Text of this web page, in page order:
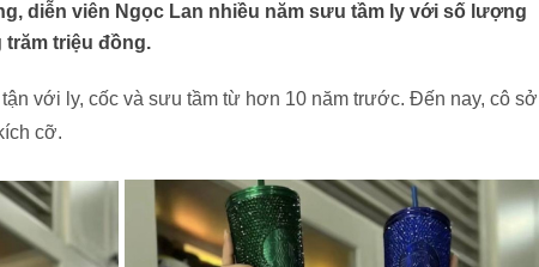
diễn viên Ngọc Lan nhiều năm sưu tầm ly với số lượng
trăm triệu đồng.
với ly, cốc và sưu tầm từ hơn 10 năm trước. Đến nay, cô
cỡ.